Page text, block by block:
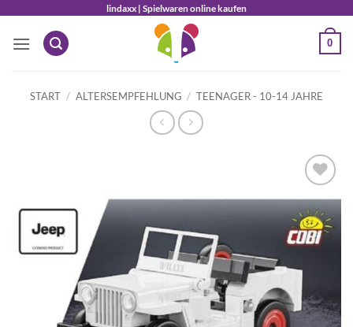
springen
lindaxx | Spielwaren online kaufen
0
START / ALTERSEMPFEHLUNG / TEENAGER - 10-14 JAHRE
Auf die
Wunschliste